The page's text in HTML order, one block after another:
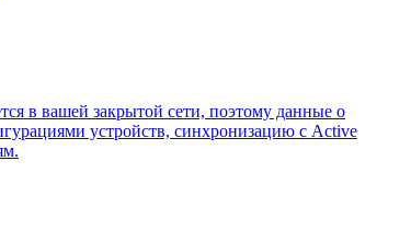
в вашей закрытой сети, поэтому данные о
устройств, синхронизацию с Active